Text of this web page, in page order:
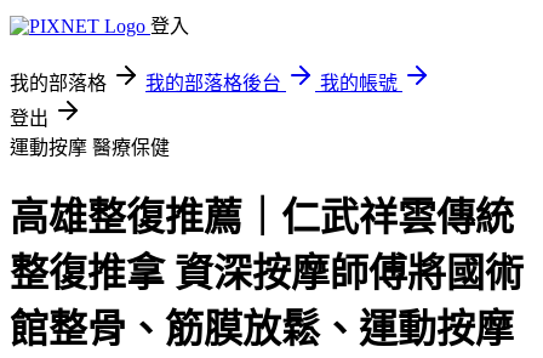
登入
我的部落格 我的部落格後台
我的帳號
登出
運動按摩 醫療保健
高雄整復推薦｜仁武祥雲傳統
整復推拿 資深按摩師傅將國術
館整骨、筋膜放鬆、運動按摩